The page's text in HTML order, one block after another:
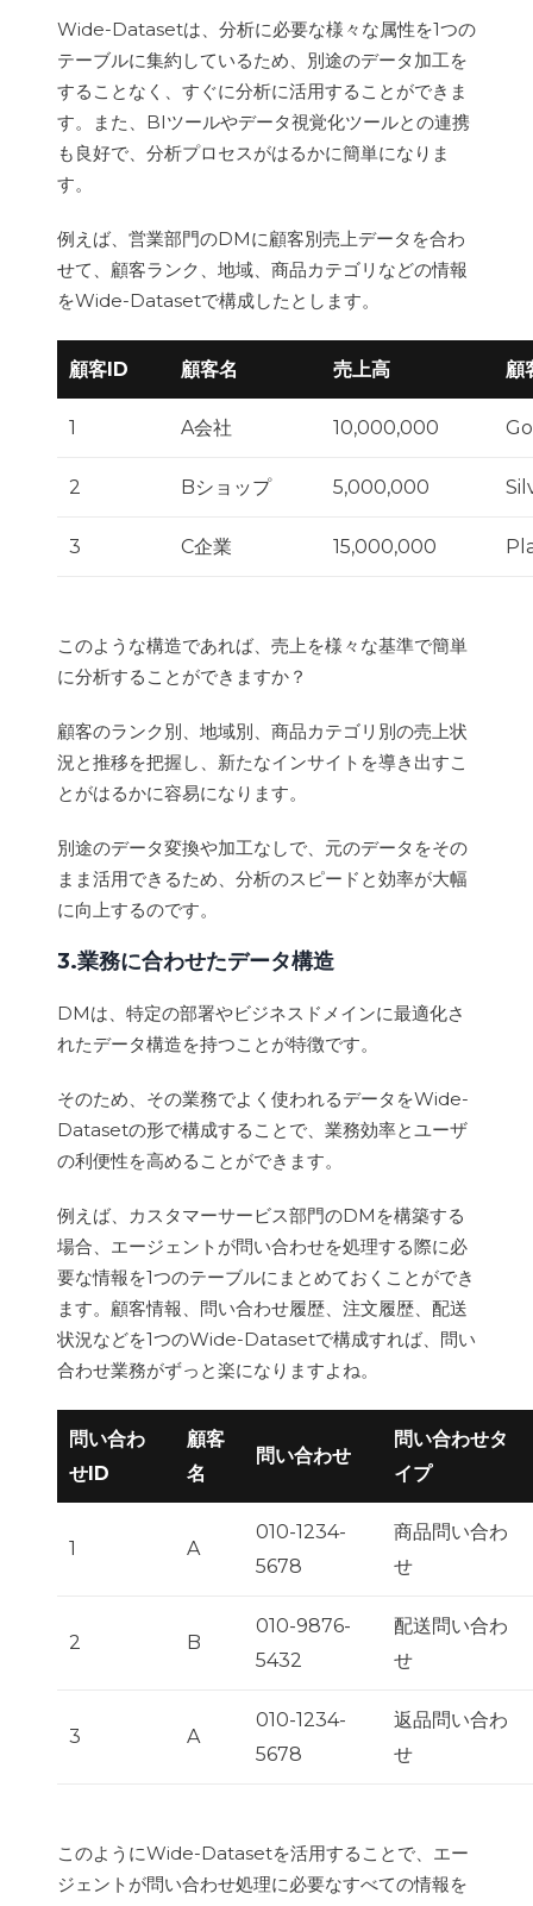
Wide-Datasetは、分析に必要な様々な属性を1つの
テーブルに集約しているため、別途のデータ加工を
することなく、すぐに分析に活用することができま
す。また、BIツールやデータ視覚化ツールとの連携
も良好で、分析プロセスがはるかに簡単になりま
す。
例えば、営業部門のDMに顧客別売上データを合わ
せて、顧客ランク、地域、商品カテゴリなどの情報
をWide-Datasetで構成したとします。
顧客ID 顧客名 売上高 顧
1 A会社 10,000,000
2 Bショップ 5,000,000
3 C企業 15,000,000
このような構造であれば、売上を様々な基準で簡単
に分析することができますか？
顧客のランク別、地域別、商品カテゴリ別の売上状
況と推移を把握し、新たなインサイトを導き出すこ
とがはるかに容易になります。
別途のデータ変換や加工なしで、元のデータをその
まま活用できるため、分析のスピードと効率が大幅
に向上するのです。
3.業務に合わせたデータ構造
DMは、特定の部署やビジネスドメインに最適化さ
れたデータ構造を持つことが特徴です。
そのため、その業務でよく使われるデータをWide-
Datasetの形で構成することで、業務効率とユーザ
の利便性を高めることができます。
例えば、カスタマーサービス部門のDMを構築する
場合、エージェントが問い合わせを処理する際に必
要な情報を1つのテーブルにまとめておくことができ
ます。顧客情報、問い合わせ履歴、注文履歴、配送
状況などを1つのWide-Datasetで構成すれば、問い
合わせ業務がずっと楽になりますよね。
問い合わ
せID
顧客
名
問い合わせ
問い合わせタ
イプ
1 A
010-1234-
5678
商品問い合わ
せ
2 B
010-9876-
5432
配送問い合わ
せ
3 A
010-1234-
5678
返品問い合わ
せ
このようにWide-Datasetを活用することで、エー
ジェントが問い合わせ処理に必要なすべての情報を